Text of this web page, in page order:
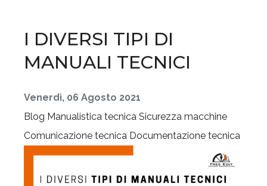
I DIVERSI TIPI DI
MANUALI TECNICI
Venerdì, 06 Agosto 2021
Blog Manualistica tecnica Sicurezza macchine
Comunicazione tecnica Documentazione tecnica